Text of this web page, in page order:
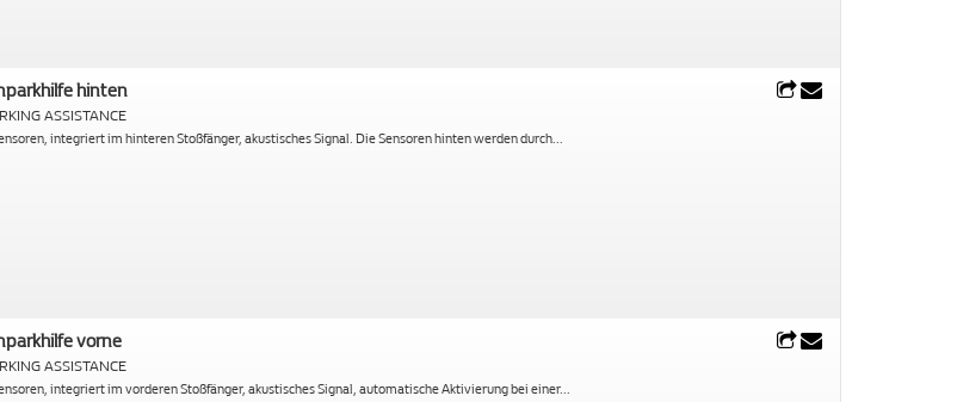
hinten
ASSISTANCE
integriert im hinteren Stoßfänger, akustisches Signal. Die Sensoren hinten werden durch...
vorne
ASSISTANCE
integriert im vorderen Stoßfänger, akustisches Signal, automatische Aktivierung bei einer...